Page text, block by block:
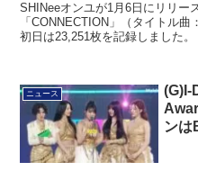
SHINeeオンユが1月6日にリリー
「CONNECTION」（タイトル
初日は23,251枚を記録しました。
ニュース
(G)I-
ン